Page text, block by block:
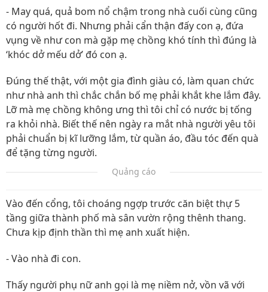
- May quá, quả bom nổ chậm trong nhà cuối cùng cũng
có người hốt đi. Nhưng phải cẩn thận đấy con ạ, đứa
vụng về như con mà gặp mẹ chồng khó tính thì đúng là
‘khóc dở mếu dở’ đó con ạ.
Đúng thế thật, với một gia đình giàu có, làm quan chức
như nhà anh thì chắc chắn bố mẹ phải khắt khe lắm đây.
Lỡ mà mẹ chồng không ưng thì tôi chỉ có nước bị tống
ra khỏi nhà. Biết thế nên ngày ra mắt nhà người yêu tôi
phải chuẩn bị kĩ lưỡng lắm, từ quần áo, đầu tóc đến quà
để tặng từng người.
Quảng cáo
Vào đến cổng, tôi choáng ngợp trước căn biệt thự 5
tầng giữa thành phố mà sân vườn rộng thênh thang.
Chưa kịp định thần thì mẹ anh xuất hiện.
- Vào nhà đi con.
Thấy người phụ nữ anh gọi là mẹ niềm nở, vồn vã với